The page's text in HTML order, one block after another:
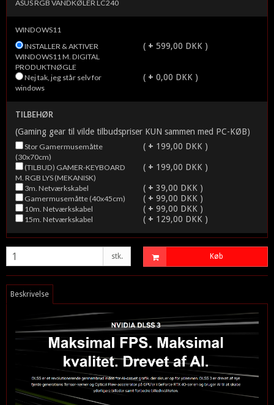
ASUS RGB VANDKØLER LC240
WINDOWS11
WINDOWS11 M. DIGITAL
PRODUKTNØGLE
( + 599,00 DKK )
windows
( + 0,00 DKK )
TILBEHØR
(Gaming gear til vilde tilbudspriser KUN sammen med PC-KØB)
(30x70cm)
( + 199,00 DKK )
M. RGB LYS (MEKANISK)
( + 199,00 DKK )
3m. Netværkskabel ( + 39,00 DKK )
Gamermusemåtte (40x45cm) ( + 99,00 DKK )
10m. Netværkskabel ( + 99,00 DKK )
15m. Netværkskabel ( + 129,00 DKK )
stk. Køb
Beskrivelse